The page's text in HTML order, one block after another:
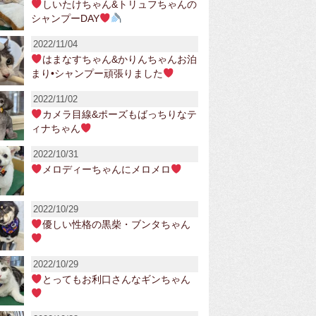
しいたけちゃん&トリュフちゃんの
シャンプーDAY
2022/11/04
はまなすちゃん&かりんちゃんお泊
まり•シャンプー頑張りました
2022/11/02
カメラ目線&ポーズもばっちりなテ
ィナちゃん
2022/10/31
メロディーちゃんにメロメロ
2022/10/29
優しい性格の黒柴・ブンタちゃん
2022/10/29
とってもお利口さんなギンちゃん